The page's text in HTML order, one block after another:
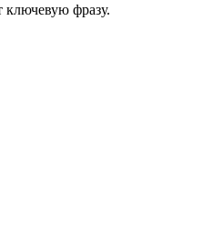
ключевую фразу.